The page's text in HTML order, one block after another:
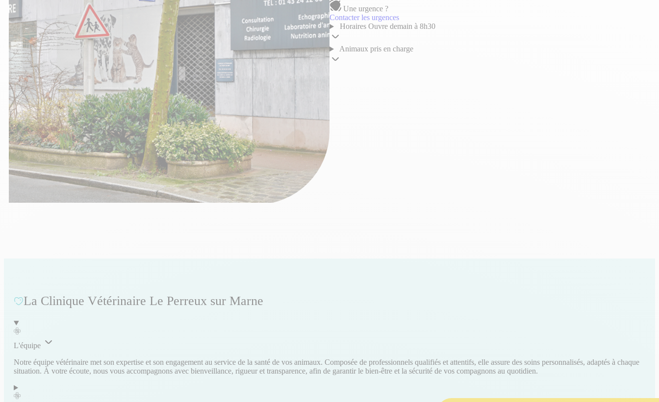
Une urgence ?
Contacter les urgences
Horaires Ouvre demain à 8h30
Animaux pris en charge
La Clinique Vétérinaire Le Perreux sur Marne
L'équipe
Notre équipe vétérinaire met son expertise et son engagement au service de la santé de vos animaux. Composée de professionnels qualifiés et attentifs, elle assure des soins personnalisés, adaptés à chaque
situation. À votre écoute, nous vous accompagnons avec bienveillance, rigueur et transparence, afin de garantir le bien-être et la sécurité de vos compagnons au quotidien.